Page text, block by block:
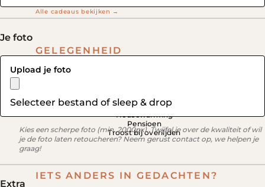
Alle cadeaus bekijken →
GELEGENHEID
Geboorte- & Kraamcadeau
Valentijn
Housewarming
Pensioen
Troost bij overiljden
IETS ANDERS IN GEDACHTEN?
Je foto
Upload je foto
Selecteer bestand of sleep & drop
Kies een scherpe foto (min. 2000px). Twijfel je over de kwaliteit of wil
je de foto laten retoucheren? Neem gerust contact op, we helpen je
graag!
Extra